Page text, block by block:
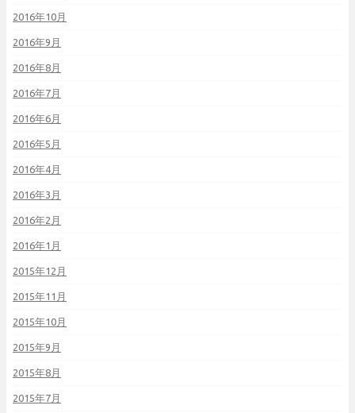
2016年10月
2016年9月
2016年8月
2016年7月
2016年6月
2016年5月
2016年4月
2016年3月
2016年2月
2016年1月
2015年12月
2015年11月
2015年10月
2015年9月
2015年8月
2015年7月